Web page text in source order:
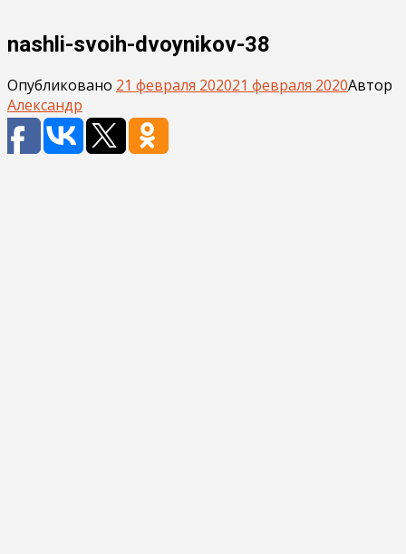
nashli-svoih-dvoynikov-38
Опубликовано 21 февраля 202021 февраля 2020Автор
Александр